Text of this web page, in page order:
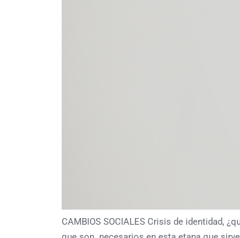
CAMBIOS SOCIALES Crisis de identidad,